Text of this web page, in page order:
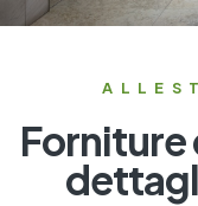
Forniture